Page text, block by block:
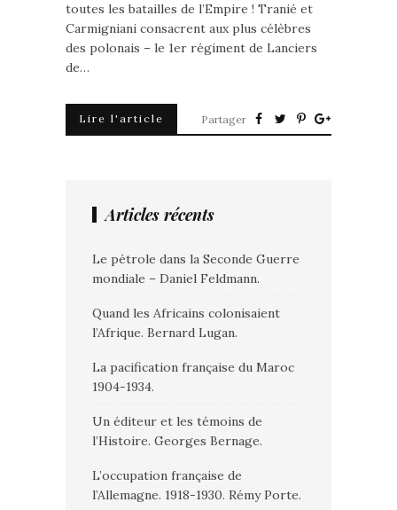
toutes les batailles de l’Empire ! Tranié et
Carmigniani consacrent aux plus célèbres
des polonais – le 1er régiment de Lanciers
de…
Lire l'article Partager
Articles récents
Le pétrole dans la Seconde Guerre
mondiale – Daniel Feldmann.
Quand les Africains colonisaient
l’Afrique. Bernard Lugan.
La pacification française du Maroc
1904-1934.
Un éditeur et les témoins de
l’Histoire. Georges Bernage.
L’occupation française de
l’Allemagne. 1918-1930. Rémy Porte.